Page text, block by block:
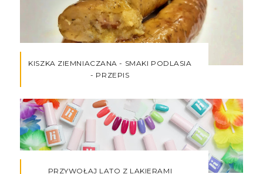
KISZKA ZIEMNIACZANA - SMAKI PODLASIA
- PRZEPIS
PRZYWOŁAJ LATO Z LAKIERAMI